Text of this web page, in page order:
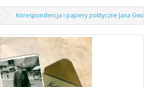
Korespondencja i papiery polityczne Jana